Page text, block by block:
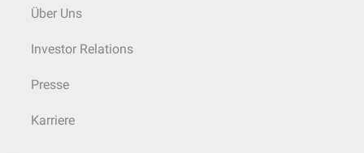
Über Uns
Investor Relations
Presse
Karriere